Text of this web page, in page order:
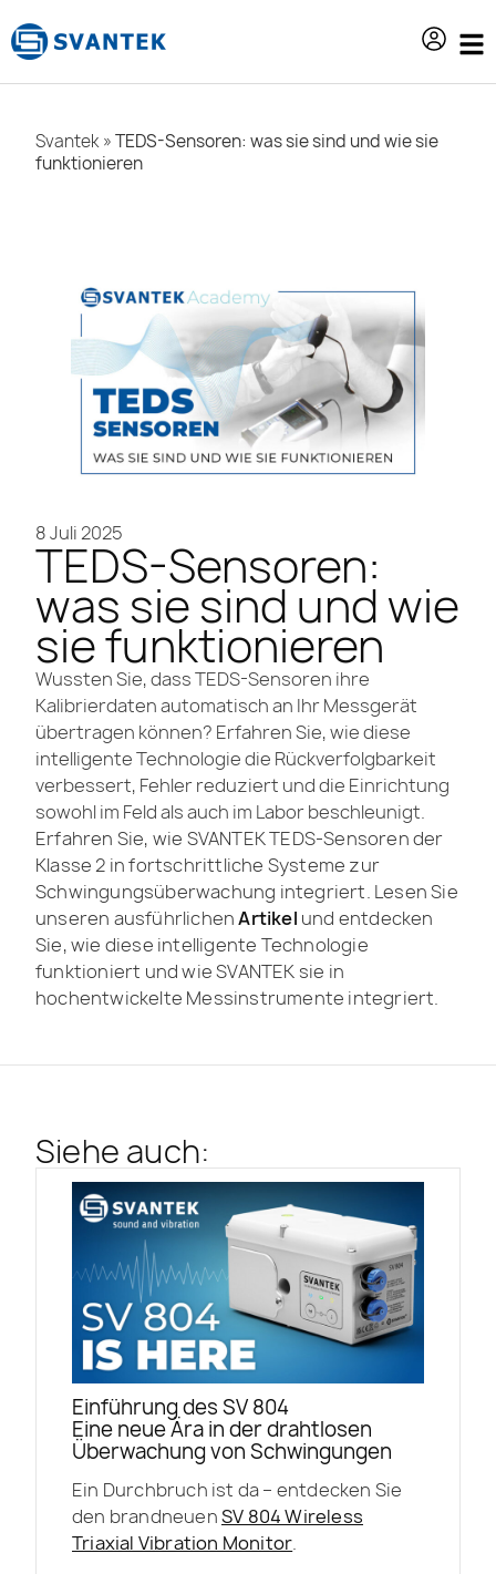
springen
Svantek»TEDS-Sensoren: was sie sind und wie sie
funktionieren
8 Juli 2025
TEDS-Sensoren:
was sie sind und wie
sie funktionieren
Wussten Sie, dass TEDS-Sensoren ihre
Kalibrierdaten automatisch an Ihr Messgerät
übertragen können? Erfahren Sie, wie diese
intelligente Technologie die Rückverfolgbarkeit
verbessert, Fehler reduziert und die Einrichtung
sowohl im Feld als auch im Labor beschleunigt.
Erfahren Sie, wie SVANTEK TEDS-Sensoren der
Klasse 2 in fortschrittliche Systeme zur
Schwingungsüberwachung integriert. Lesen Sie
unseren ausführlichenArtikel und entdecken
Sie, wie diese intelligente Technologie
funktioniert und wie SVANTEK sie in
hochentwickelte Messinstrumente integriert.
Siehe auch:
Einführung des SV 804
Eine neue Ära in der drahtlosen
Überwachung von Schwingungen
Ein Durchbruch ist da – entdecken Sie
den brandneuenSV 804 Wireless
Triaxial Vibration Monitor.